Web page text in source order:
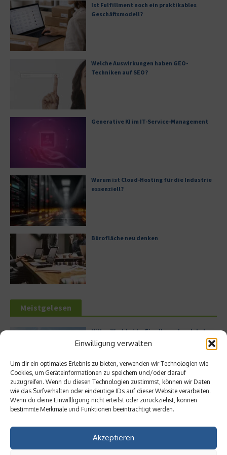
Einwilligung verwalten
Um dir ein optimales Erlebnis zu bieten, verwenden wir Technologien wie
Cookies, um Geräteinformationen zu speichern und/oder darauf
zuzugreifen. Wenn du diesen Technologien zustimmst, können wir Daten
wie das Surfverhalten oder eindeutige IDs auf dieser Website verarbeiten.
Wenn du deine Einwillligung nicht erteilst oder zurückziehst, können
bestimmte Merkmale und Funktionen beeinträchtigt werden.
Akzeptieren
Ist Fulfillment noch ein praktikables
Geschäftsmodell?
Welche Auswirkungen haben GEO-
Techniken auf SEO?
Generative KI im IT-Service-Management
Warum ist Cloud-Hosting für die Industrie
essenziell?
Bürofläche neu denken
Meistgelesen
Hilton Worldwide: Eine Ikone der globalen
Hotellerie im Wandel der Zeit
Leitfaden zur Eröffnung eines
Geschäftskontos für kleine Unternehmen